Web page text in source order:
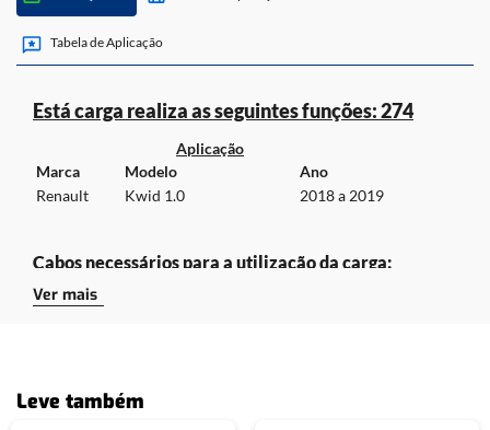
Cabos necessários para a utilização da carga:
• CABO UNIVERSAL.
• ADAPTADOR A3.
E ACESSE A TABELA DE APLICAÇÃO DO OBDMAP.
Tabela de Aplicação
Está carga realiza as seguintes funções: 274
Aplicação
Marca
Modelo
Ano
Renault
Kwid 1.0 2018 a 2019
Cabos necessários para a utilização da carga:
Ver mais
Leve também